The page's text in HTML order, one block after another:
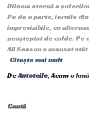
Dilema eternă a
Pe de o parte, iernile
imprevizibile, cu
neașteptat de calde. Pe
All Season a avansat
Citește mai mult
DeAutoteile, Acum o lună
Caută